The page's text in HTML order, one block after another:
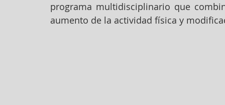
programa multidisciplinario que
aumento de la actividad física y